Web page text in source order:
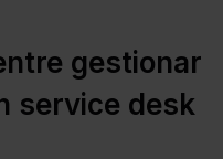
gestionar
service desk